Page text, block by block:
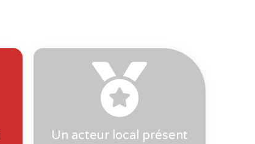
Un acteur local présent